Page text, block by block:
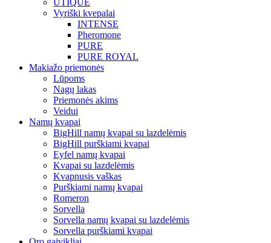
Vyriški kvepalai
INTENSE
Pheromone
PURE
PURE ROYAL
Makiažo priemonės
Lūpoms
Nagų lakas
Priemonės akims
Veidui
Namų kvapai
BigHill namų kvapai su lazdelėmis
BigHill purškiami kvapai
Eyfel namų kvapai
Kvapai su lazdelėmis
Kvapnusis vaškas
Purškiami namų kvapai
Romeron
Sorvella
Sorvella namų kvapai su lazdelėmis
Sorvella purškiami kvapai